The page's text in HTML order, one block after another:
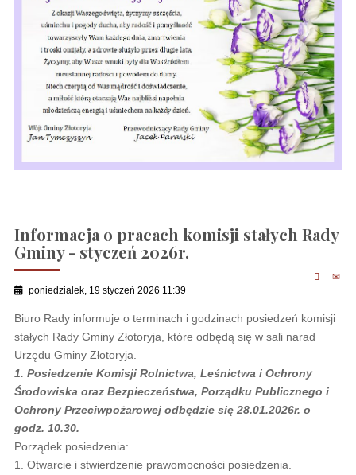
Informacja o pracach komisji stałych Rady
Gminy - styczeń 2026r.
poniedziałek, 19 styczeń 2026 11:39
Biuro Rady informuje o terminach i godzinach posiedzeń komisji
stałych Rady Gminy Złotoryja, które odbędą się w sali narad
Urzędu Gminy Złotoryja.
1. Posiedzenie Komisji Rolnictwa, Leśnictwa i Ochrony
Środowiska oraz Bezpieczeństwa, Porządku Publicznego i
Ochrony Przeciwpożarowej odbędzie się 28.01.2026r. o
godz. 10.30.
Porządek posiedzenia:
1. Otwarcie i stwierdzenie prawomocności posiedzenia.